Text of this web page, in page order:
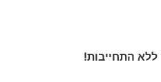
ללא התחייבות!